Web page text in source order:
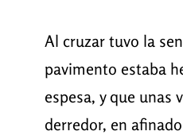
Al cruzar tuvo la
pavimento estaba
espesa, y que unas
derredor, en